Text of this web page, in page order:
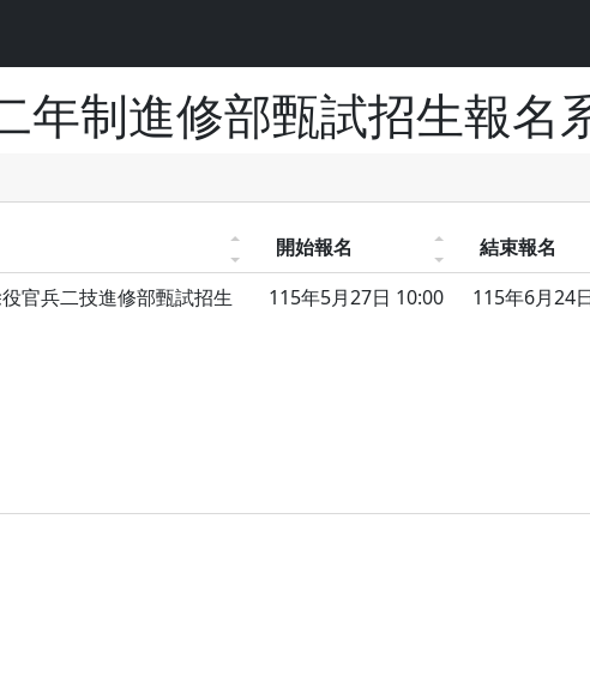
年制進修部甄試招生報名
開始報名 結束報名
官兵二技進修部甄試招生 115年5月27日 10:00 115年6月24